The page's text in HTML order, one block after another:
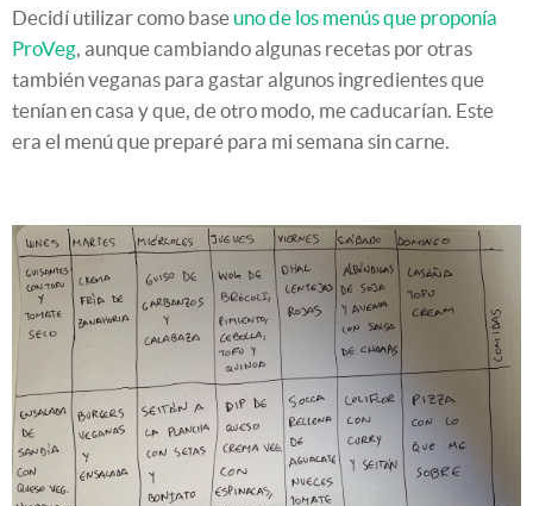
Decidí utilizar como base uno de los menús que proponía
ProVeg, aunque cambiando algunas recetas por otras
también veganas para gastar algunos ingredientes que
tenían en casa y que, de otro modo, me caducarían. Este
era el menú que preparé para mi semana sin carne.